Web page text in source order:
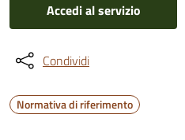
Accedi al servizio
Condividi
Normativa di riferimento